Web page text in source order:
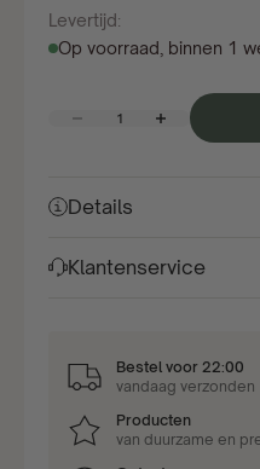
Levertijd:
Op voorraad, binnen 1
Aantal verlagenAantal verhogen
Details
Klantenservice
Bestel voor 22:00
vandaag verzonden
Producten
van duurzame en